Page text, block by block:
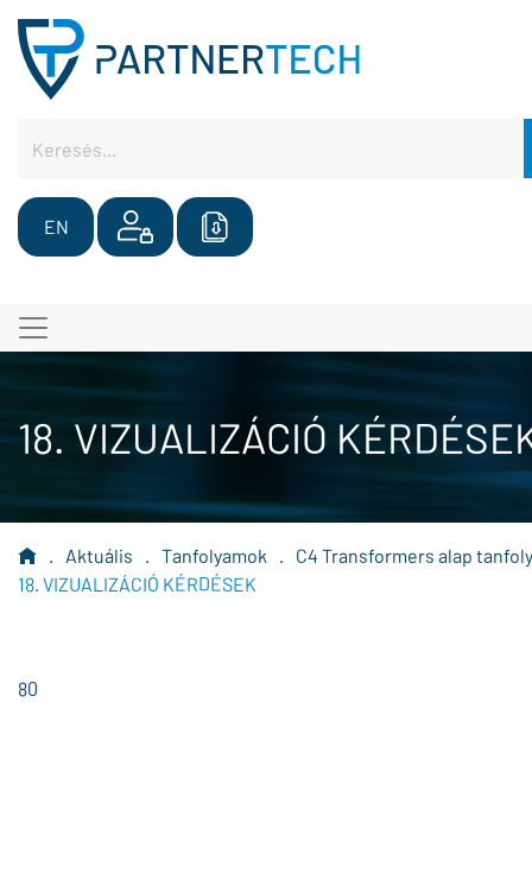
EN
18. VIZUALIZÁCIÓ
. Aktuális . Tanfolyamok .
C4 Transformers alap
18. VIZUALIZÁCIÓ KÉRDÉSEK
80